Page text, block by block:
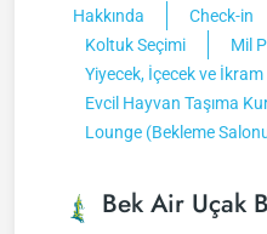
Hakkında Check-in
Koltuk Seçimi
Mil
Yiyecek, İçecek ve İkram
Evcil Hayvan Taşıma
Lounge (Bekleme
Bek Air Uçak